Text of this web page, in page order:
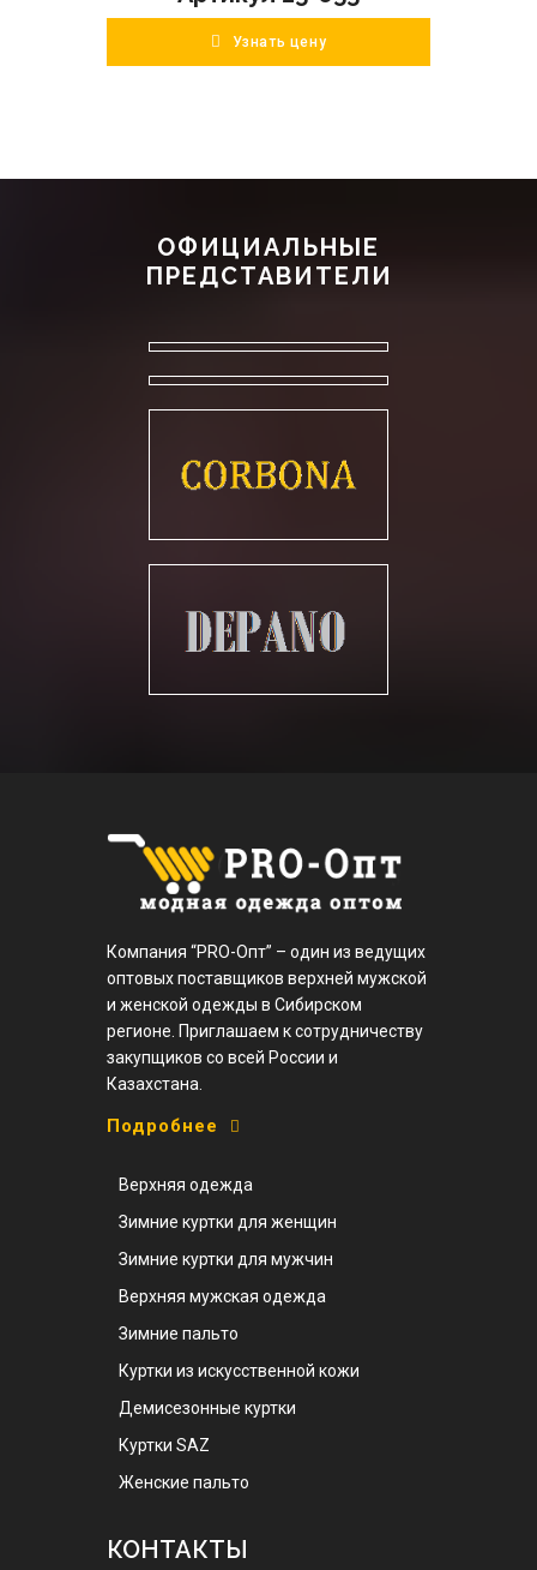
Узнать цену
ОФИЦИАЛЬНЫЕ
ПРЕДСТАВИТЕЛИ
Компания “PRO-Опт” – один из ведущих
оптовых поставщиков верхней мужской
и женской одежды в Сибирском
регионе. Приглашаем к сотрудничеству
закупщиков со всей России и
Казахстана.
Подробнее
Верхняя одежда
Зимние куртки для женщин
Зимние куртки для мужчин
Верхняя мужская одежда
Зимние пальто
Куртки из искусственной кожи
Демисезонные куртки
Куртки SAZ
Женские пальто
КОНТАКТЫ